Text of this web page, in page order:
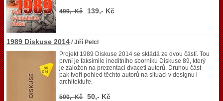
499,- Kč 139,- Kč
1989 Diskuse 2014 / Jiří Pelcl
Projekt 1989 Diskuse 2014 se skládá ze dvou částí. Tou
první je faksimile ineditního sborníku Diskuse 89, který
je založen na prezentaci dvaceti autorů. Druhou část
pak tvoří pohled těchto autorů na situaci v designu i
architektuře.
500,- Kč 50,- Kč